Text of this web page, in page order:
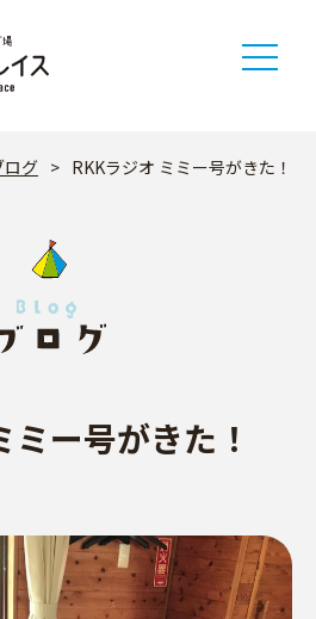
ログ > RKKラジオ ミミー号がきた！
ー号がきた！